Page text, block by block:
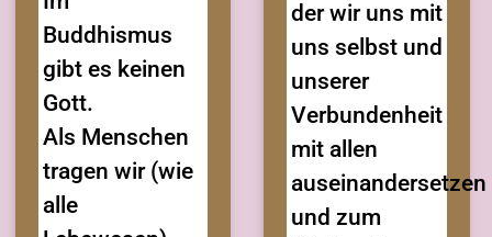
Buddhismus
gibt es keinen
Gott.
Als Menschen
tragen wir (wie
alle
der wir uns mit
uns selbst und
unserer
Verbundenheit
mit allen
auseinandersetzen
und zum